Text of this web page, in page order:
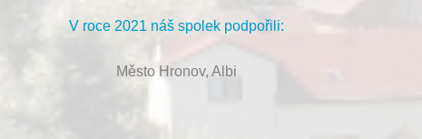
V roce 2021 náš spolek podpořili:
Město Hronov, Albi